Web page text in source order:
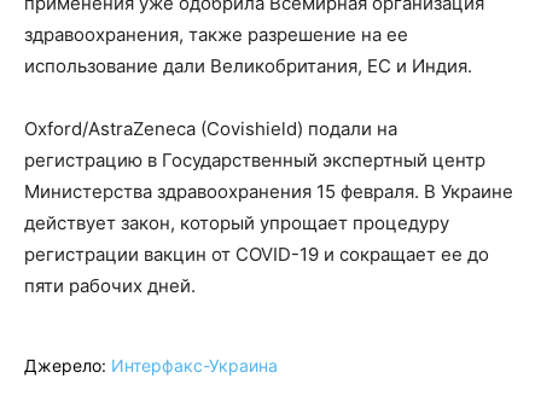
здравоохранения, также разрешение на ее
использование дали Великобритания, ЕС и Индия.
Oxford/AstraZeneca (Covishield) подали на
регистрацию в Государственный экспертный центр
Министерства здравоохранения 15 февраля. В Украине
действует закон, который упрощает процедуру
регистрации вакцин от COVID-19 и сокращает ее до
пяти рабочих дней.
Джерело: Интерфакс-Украина